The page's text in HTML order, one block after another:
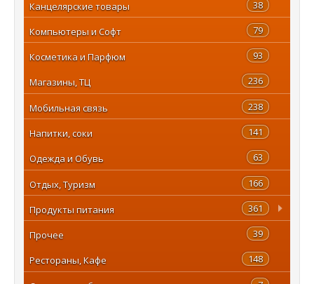
38
Канцелярские товары
79
Компьютеры и Софт
93
Косметика и Парфюм
236
Магазины, ТЦ
238
Мобильная связь
141
Напитки, соки
63
Одежда и Обувь
166
Отдых, Туризм
361
Продукты питания
39
Прочее
148
Рестораны, Кафе